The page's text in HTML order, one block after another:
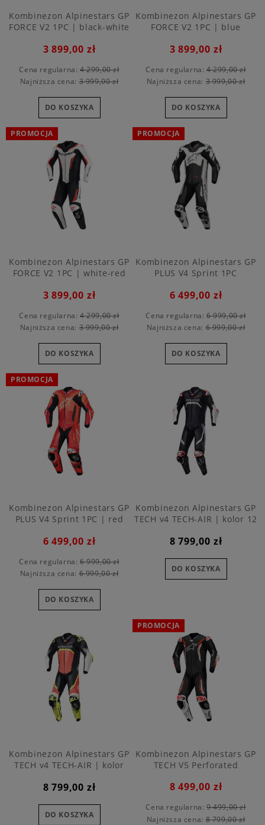
Kombinezon Alpinestars GP
FORCE V2 1PC | black-white
3 899,00 zł
Cena regularna: 4 299,00 zł
Najniższa cena:3 999,00 zł
DO KOSZYKA
Kombinezon Alpinestars GP
FORCE V2 1PC | blue
3 899,00 zł
Cena regularna: 4 299,00 zł
Najniższa cena:3 999,00 zł
DO KOSZYKA
Kombinezon Alpinestars GP
FORCE V2 1PC | white-red
3 899,00 zł
Cena regularna: 4 299,00 zł
Najniższa cena:3 999,00 zł
DO KOSZYKA
PROMOCJA
Kombinezon Alpinestars GP
PLUS V4 Sprint 1PC
6 499,00 zł
Cena regularna: 6 999,00 zł
Najniższa cena:6 999,00 zł
DO KOSZYKA
PROMOCJA
Kombinezon Alpinestars GP
PLUS V4 Sprint 1PC | red
6 499,00 zł
Cena regularna: 6 999,00 zł
Najniższa cena:6 999,00 zł
DO KOSZYKA
PROMOCJA
Kombinezon Alpinestars GP
TECH v4 TECH-AIR | kolor 12
8 799,00 zł
DO KOSZYKA
Kombinezon Alpinestars GP
TECH v4 TECH-AIR | kolor
8 799,00 zł
DO KOSZYKA
Kombinezon Alpinestars GP
TECH V5 Perforated
8 499,00 zł
Cena regularna: 9 499,00 zł
Najniższa cena:8 799,00 zł
PROMOCJA